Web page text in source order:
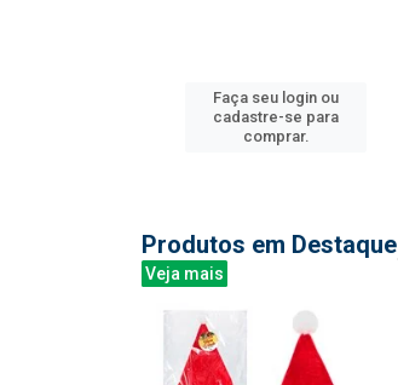
Faça seu login ou
cadastre-se para
comprar.
Produtos em Destaque
Veja mais